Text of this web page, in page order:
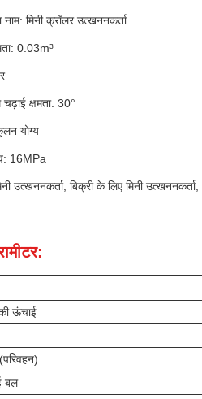
नाम: मिनी क्रॉलर उत्खननकर्ता
0.03m³
क्षमता: 30°
योग्य
16MPa
उत्खननकर्ता, बिक्री के लिए मिनी
ऊंचाई
बल